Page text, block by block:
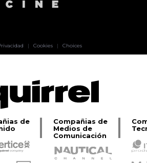
| Cookies | Choices
de
Compañias de
Medios de
Comunicación